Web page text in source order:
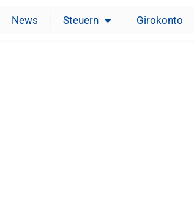
News Steuern Girokonto